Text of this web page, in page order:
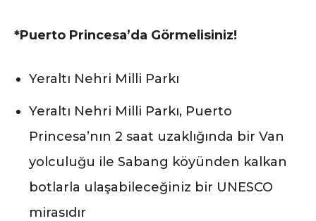
*Puerto Princesa’da Görmelisiniz!
Yeraltı Nehri Milli Parkı
Yeraltı Nehri Milli Parkı, Puerto
Princesa’nın 2 saat uzaklığında bir Van
yolculuğu ile Sabang köyünden kalkan
botlarla ulaşabileceğiniz bir UNESCO
mirasıdır